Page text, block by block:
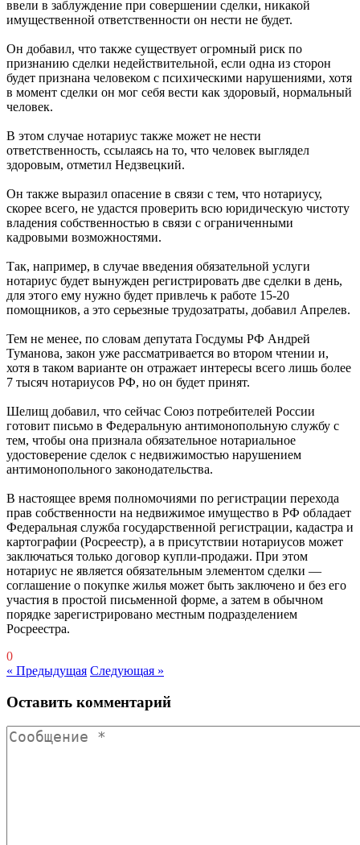
ввели в заблуждение при совершении сделки, никакой
имущественной ответственности он нести не будет.
Он добавил, что также существует огромный риск по
признанию сделки недействительной, если одна из сторон
будет признана человеком с психическими нарушениями, хотя
в момент сделки он мог себя вести как здоровый, нормальный
человек.
В этом случае нотариус также может не нести
ответственность, ссылаясь на то, что человек выглядел
здоровым, отметил Недзвецкий.
Он также выразил опасение в связи с тем, что нотариусу,
скорее всего, не удастся проверить всю юридическую чистоту
владения собственностью в связи с ограниченными
кадровыми возможностями.
Так, например, в случае введения обязательной услуги
нотариус будет вынужден регистрировать две сделки в день,
для этого ему нужно будет привлечь к работе 15-20
помощников, а это серьезные трудозатраты, добавил Апрелев.
Тем не менее, по словам депутата Госдумы РФ Андрей
Туманова, закон уже рассматривается во втором чтении и,
хотя в таком варианте он отражает интересы всего лишь более
7 тысяч нотариусов РФ, но он будет принят.
Шелищ добавил, что сейчас Союз потребителей России
готовит письмо в Федеральную антимонопольную службу с
тем, чтобы она признала обязательное нотариальное
удостоверение сделок с недвижимостью нарушением
антимонопольного законодательства.
В настоящее время полномочиями по регистрации перехода
прав собственности на недвижимое имущество в РФ обладает
Федеральная служба государственной регистрации, кадастра и
картографии (Росреестр), а в присутствии нотариусов может
заключаться только договор купли-продажи. При этом
нотариус не является обязательным элементом сделки —
соглашение о покупке жилья может быть заключено и без его
участия в простой письменной форме, а затем в обычном
порядке зарегистрировано местным подразделением
Росреестра.
0
« Предыдущая Следующая »
Оставить комментарий